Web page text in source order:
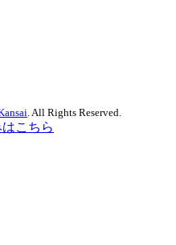
. All Rights Reserved.
こちら